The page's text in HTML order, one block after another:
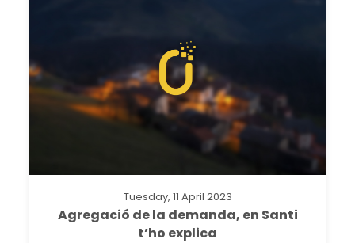
Tuesday, 11 April 2023
Agregació de la demanda, en Santi
t’ho explica